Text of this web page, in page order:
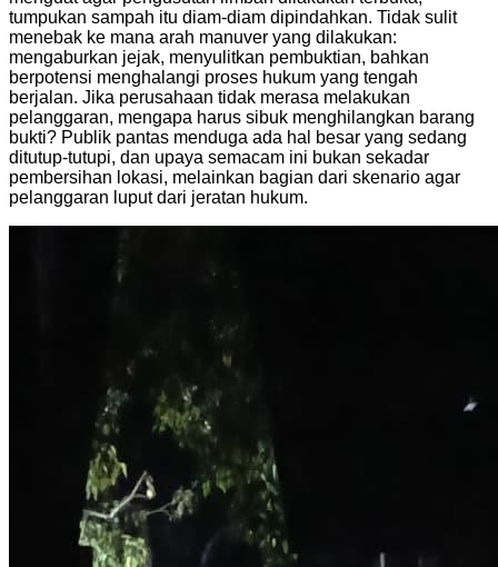
tumpukan sampah itu diam-diam dipindahkan. Tidak sulit
menebak ke mana arah manuver yang dilakukan:
mengaburkan jejak, menyulitkan pembuktian, bahkan
berpotensi menghalangi proses hukum yang tengah
berjalan. Jika perusahaan tidak merasa melakukan
pelanggaran, mengapa harus sibuk menghilangkan barang
bukti? Publik pantas menduga ada hal besar yang sedang
ditutup-tutupi, dan upaya semacam ini bukan sekadar
pembersihan lokasi, melainkan bagian dari skenario agar
pelanggaran luput dari jeratan hukum.